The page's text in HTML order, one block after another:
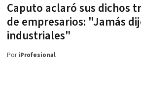
Caputo aclaró sus dichos
de empresarios: "Jamás
industriales"
PoriProfesional